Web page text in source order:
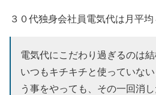
３０代独身会社員電気代は月平
電気代にこだわり過ぎるのは結
いつもキチキチと使っていな
う事をやっても、その一回消